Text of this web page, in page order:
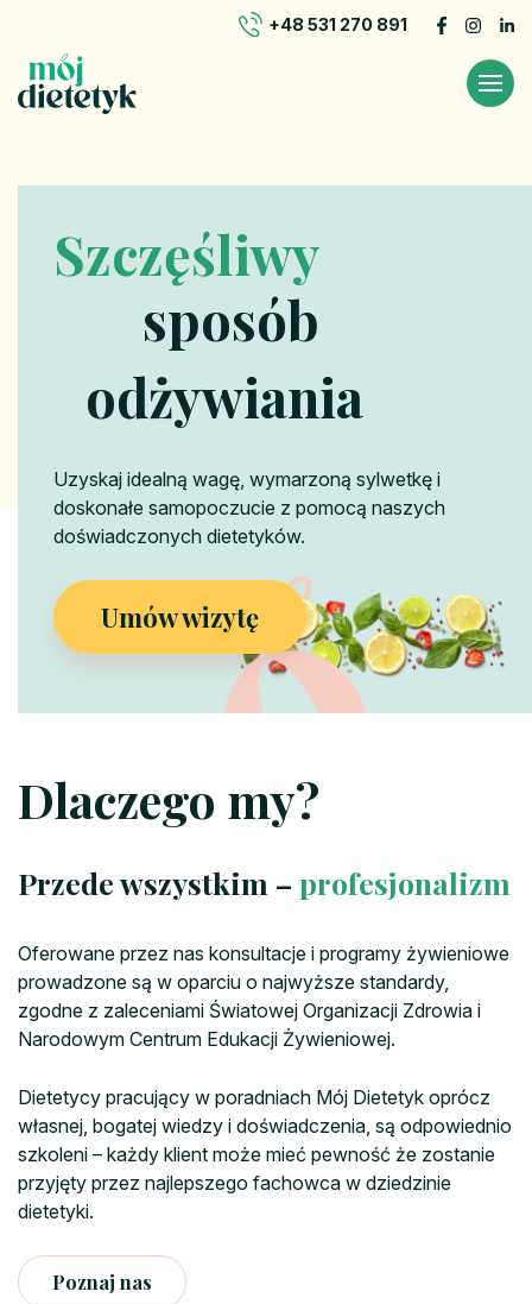
+48 531 270 891
Szczęśliwy
sposób
odżywiania
Uzyskaj idealną wagę, wymarzoną sylwetkę i
doskonałe samopoczucie z pomocą naszych
doświadczonych dietetyków.
Umów wizytę
Dlaczego my?
Przede wszystkim – profesjonalizm
Oferowane przez nas konsultacje i programy żywieniowe
prowadzone są w oparciu o najwyższe standardy,
zgodne z zaleceniami Światowej Organizacji Zdrowia i
Narodowym Centrum Edukacji Żywieniowej.
Dietetycy pracujący w poradniach Mój Dietetyk oprócz
własnej, bogatej wiedzy i doświadczenia, są odpowiednio
szkoleni – każdy klient może mieć pewność że zostanie
przyjęty przez najlepszego fachowca w dziedzinie
dietetyki.
Poznaj nas